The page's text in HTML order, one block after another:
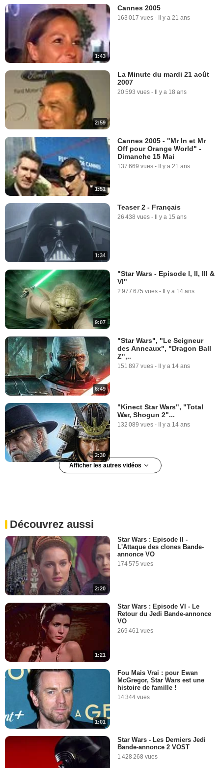
1:43
Cannes 2005
163 017 vues - Il y a 21 ans
2:59
La Minute du mardi 21 août
2007
20 593 vues - Il y a 18 ans
1:51
Cannes 2005 - "Mr In et Mr
Off pour Orange World" -
Dimanche 15 Mai
137 669 vues - Il y a 21 ans
1:34
Teaser 2 - Français
26 438 vues - Il y a 15 ans
9:07
"Star Wars - Episode I, II, III &
VI"
2 977 675 vues - Il y a 14 ans
6:49
"Star Wars", "Le Seigneur
des Anneaux", "Dragon Ball
Z",..
151 897 vues - Il y a 14 ans
2:30
"Kinect Star Wars", "Total
War, Shogun 2"...
132 089 vues - Il y a 14 ans
Afficher les autres vidéos
9:33
5:26
La Minute du lundi 29
Octobre 2007
4:50
Vendredi 23 septembre 2011
138 803 vues
2:54
Les bains de lave
27 948 vues
Les meilleurs films de 2005
Découvrez aussi
2:20
Star Wars : Episode II -
L'Attaque des clones Bande-
annonce VO
174 575 vues
1:21
Star Wars : Episode VI - Le
Retour du Jedi Bande-annonce
VO
269 461 vues
1:01
Fou Mais Vrai : pour Ewan
McGregor, Star Wars est une
histoire de famille !
14 344 vues
Star Wars - Les Derniers Jedi
Bande-annonce 2 VOST
1 428 268 vues